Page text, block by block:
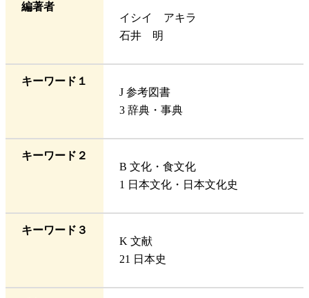
編著者
イシイ アキラ
石井 明
キーワード１
J 参考図書
3 辞典・事典
キーワード２
B 文化・食文化
1 日本文化・日本文化史
キーワード３
K 文献
21 日本史